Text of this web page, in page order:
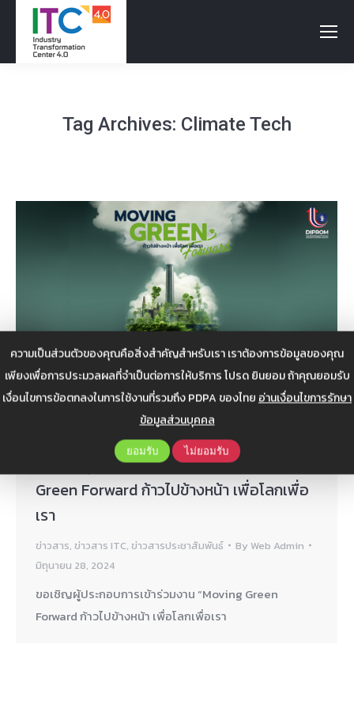
ความเป็นส่วนตัวของคุณคือสิ่งสำคัญสำหรับเรา เราต้องการข้อมูลของคุณ
เพียงเพื่อการประมวลผลที่จำเป็นต่อการให้บริการ โปรด ยินยอม ถ้าคุณยอมรับ
เงื่อนไขการข้อตกลงในการใช้งานที่รวมถึง PDPA ของไทยอ่านเงื่อนไขการรักษา
ข้อมูลส่วนบุคคล
ยอมรับ ไม่ยอมรับ
Tag Archives: Climate Tech
ขอเชิญผู้ประกอบการเข้าร่วมงาน “Moving
Green Forward ก้าวไปข้างหน้า เพื่อโลกเพื่อ
เรา
ข่าวสาร, ข่าวสาร ITC, ข่าวสารประชาสัมพันธ์ By Web Admin
มิถุนายน 28, 2024
ขอเชิญผู้ประกอบการเข้าร่วมงาน “Moving Green
Forward ก้าวไปข้างหน้า เพื่อโลกเพื่อเรา